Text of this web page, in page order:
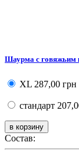
Шаурма с говяжьим
XL 287,00 грн
стандарт
Состав: